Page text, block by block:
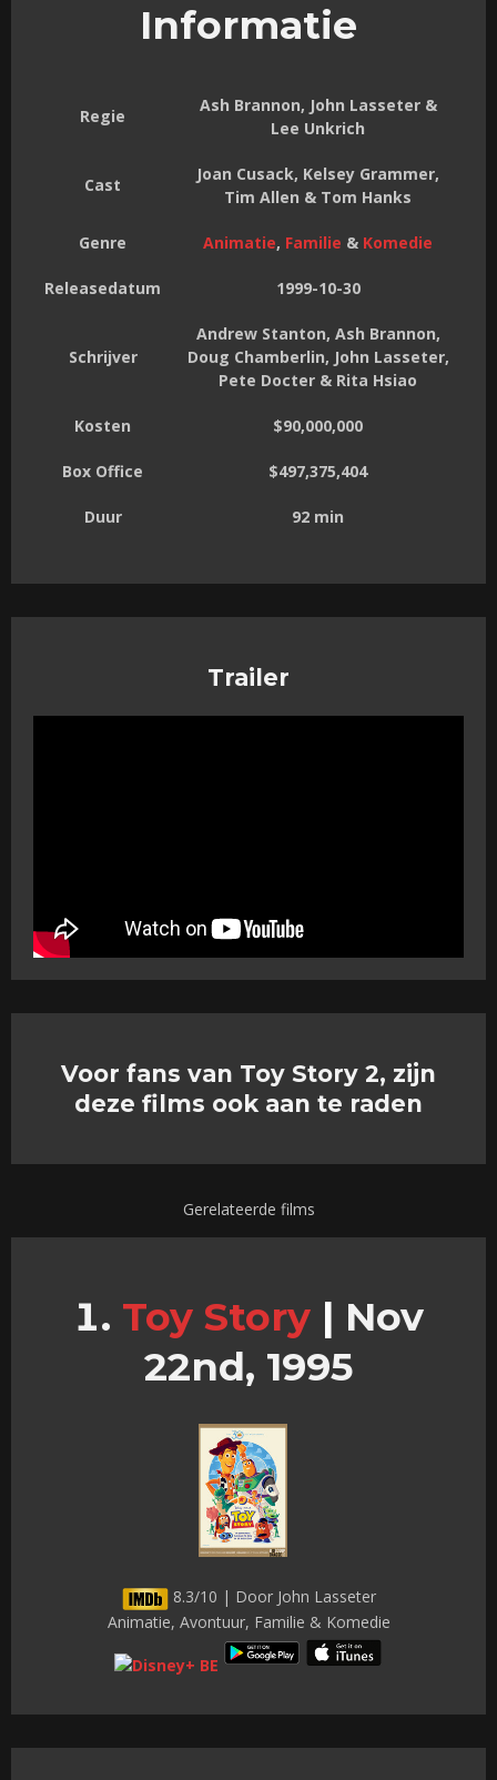
Informatie
Regie
Ash Brannon, John Lasseter &
Lee Unkrich
Cast
Joan Cusack, Kelsey Grammer,
Tim Allen & Tom Hanks
Genre Animatie, Familie & Komedie
Releasedatum 1999-10-30
Schrijver
Andrew Stanton, Ash Brannon,
Doug Chamberlin, John Lasseter,
Pete Docter & Rita Hsiao
Kosten $90,000,000
Box Office $497,375,404
Duur 92 min
Trailer
Voor fans van Toy Story 2, zijn
deze films ook aan te raden
Gerelateerde films
Toy Story | Nov
22nd, 1995
8.3/10 | Door John Lasseter
Animatie, Avontuur, Familie & Komedie